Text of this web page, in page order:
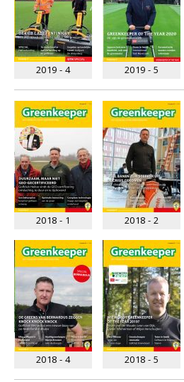
2019 - 4 2019 - 5
2018 - 1 2018 - 2
2018 - 4 2018 - 5